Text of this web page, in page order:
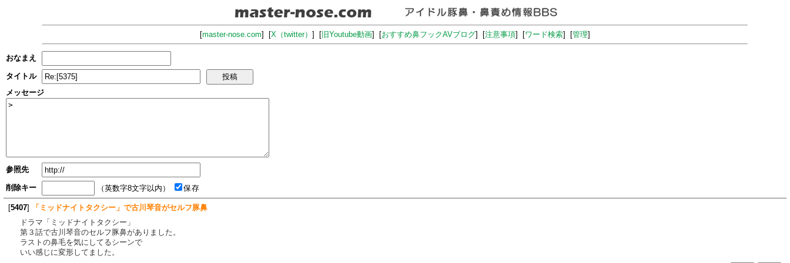
[master-nose.com] [X（twitter） ] [ 旧Youtube動画] [おすすめ鼻フックAVブログ] [注意事項] [ワード検索] [管理]
おなまえ
タイトル
メッセージ
参照先
削除キー （英数字8文字以内） 保存
[5407]
「ミッドナイトタクシー」で古川琴音がセルフ豚鼻
ドラマ「ミッドナイトタクシー」
第３話で古川琴音のセルフ豚鼻がありました。
ラストの鼻毛を気にしてるシーンで
いい感じに変形してました。